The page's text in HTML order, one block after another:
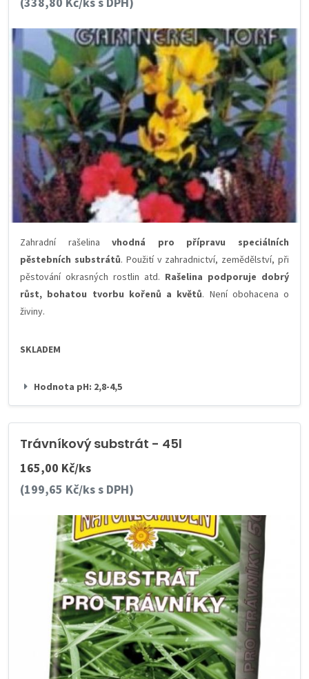
Zahradní rašelinavhodná pro přípravu speciálních
pěstebních substrátů. Použití v zahradnictví, zemědělství, při
pěstování okrasných rostlin atd. Rašelina podporuje dobrý
růst, bohatou tvorbu kořenů a květů. Není obohacena o
živiny.
SKLADEM
Hodnota pH: 2,8-4,5
Trávníkový substrát - 45l
165,00 Kč/ks
(199,65 Kč/ks s DPH)